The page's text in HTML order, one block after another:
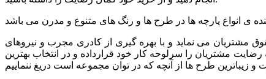
مشتريان می نماید و با بهره گیری از کادری مجرب و نیروهای
مشتریان را سرلوحه کار خود قرارداده و در انتخاب بهترین